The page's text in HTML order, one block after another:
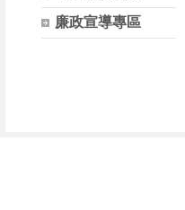
廉政宣導專區